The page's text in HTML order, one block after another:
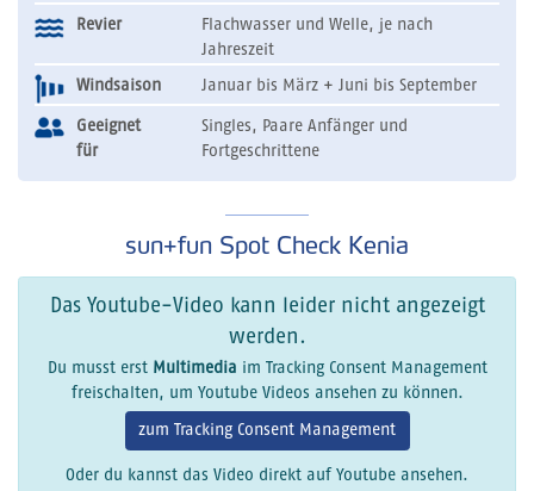
Revier
Flachwasser und Welle, je nach
Jahreszeit
Windsaison Januar bis März + Juni bis September
Geeignet
für
Singles, Paare Anfänger und
Fortgeschrittene
sun+fun Spot Check Kenia
Das Youtube-Video kann leider nicht angezeigt
werden.
Du musst erst Multimedia im Tracking Consent Management
freischalten, um Youtube Videos ansehen zu können.
zum Tracking Consent Management
Oder du kannst das Video direkt auf Youtube ansehen.